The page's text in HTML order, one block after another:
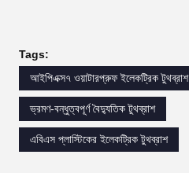
Tags:
আইপিএক্স৭ ওয়াটারপ্রুফ ইলেকট্রিক টুথব্রাশ
ভ্রমণ-বন্ধুত্বপূর্ণ বৈদ্যুতিক টুথব্রাশ
এবিএস প্লাস্টিকের ইলেকট্রিক টুথব্রাশ